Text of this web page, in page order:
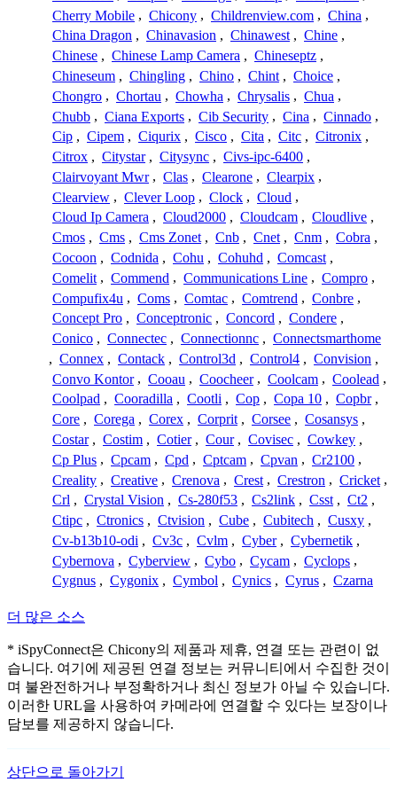
Cherry Mobile , Chicony , Childrenview.com , China ,
China Dragon , Chinavasion , Chinawest , Chine ,
Chinese , Chinese Lamp Camera , Chineseptz ,
Chineseum , Chingling , Chino , Chint , Choice ,
Chongro , Chortau , Chowha , Chrysalis , Chua ,
Chubb , Ciana Exports , Cib Security , Cina , Cinnado ,
Cip , Cipem , Ciqurix , Cisco , Cita , Citc , Citronix ,
Citrox , Citystar , Citysync , Civs-ipc-6400 ,
Clairvoyant Mwr , Clas , Clearone , Clearpix ,
Clearview , Clever Loop , Clock , Cloud ,
Cloud Ip Camera , Cloud2000 , Cloudcam , Cloudlive ,
Cmos , Cms , Cms Zonet , Cnb , Cnet , Cnm , Cobra ,
Cocoon , Codnida , Cohu , Cohuhd , Comcast ,
Comelit , Commend , Communications Line , Compro ,
Compufix4u , Coms , Comtac , Comtrend , Conbre ,
Concept Pro , Conceptronic , Concord , Condere ,
Conico , Connectec , Connectionnc , Connectsmarthome
, Connex , Contack , Control3d , Control4 , Convision ,
Convo Kontor , Cooau , Coocheer , Coolcam , Coolead ,
Coolpad , Cooradilla , Cootli , Cop , Copa 10 , Copbr ,
Core , Corega , Corex , Corprit , Corsee , Cosansys ,
Costar , Costim , Cotier , Cour , Covisec , Cowkey ,
Cp Plus , Cpcam , Cpd , Cptcam , Cpvan , Cr2100 ,
Creality , Creative , Crenova , Crest , Crestron , Cricket ,
Crl , Crystal Vision , Cs-280f53 , Cs2link , Csst , Ct2 ,
Ctipc , Ctronics , Ctvision , Cube , Cubitech , Cusxy ,
Cv-b13b10-odi , Cv3c , Cvlm , Cyber , Cybernetik ,
Cybernova , Cyberview , Cybo , Cycam , Cyclops ,
Cygnus , Cygonix , Cymbol , Cynics , Cyrus , Czarna
더 많은 소스
* iSpyConnect은 Chicony의 제품과 제휴, 연결 또는 관련이 없
습니다. 여기에 제공된 연결 정보는 커뮤니티에서 수집한 것이
며 불완전하거나 부정확하거나 최신 정보가 아닐 수 있습니다.
이러한 URL을 사용하여 카메라에 연결할 수 있다는 보장이나
담보를 제공하지 않습니다.
상단으로 돌아가기